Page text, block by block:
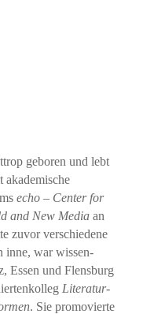
geboren und lebt
akade­mische
echo – Center for
and New Mediaan
zuvor verschiedene
inne, war wissen­
Essen und Flens­burg
Literatur-
. Sie promo­vierte